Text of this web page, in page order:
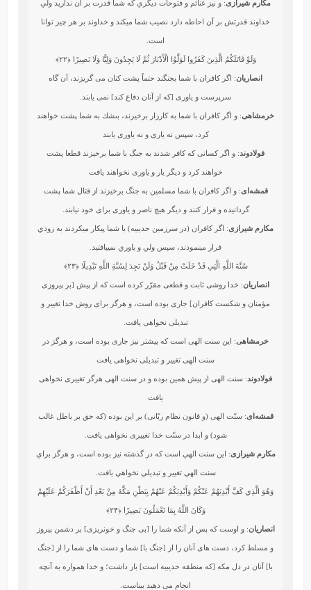
مکارم شیرازی: و نيز غنائم و فتوحات ديگري كه شما قدرت بر آن نداريد ولي
خداوند قدرتش بر آن احاطه دارد نصيب شما مي‏كند و خداوند بر هر چيز توانا
است.
وَلَوْ قَاتَلَكُمُ الَّذِينَ كَفَرُوا لَوَلَّوُا الْأَدْبَارَ ثُمَّ لَا يَجِدُونَ وَلِيًّا وَلَا نَصِيرًا﴿۲۲﴾
انصاریان: اگر کافران با شما بجنگند حتماً پشت کنان می گریزند، آن گاه
سرپرست و یاوری [که از آنان دفاع کند] نمی یابند.
خرمشاهی: و اگر كافران با شما به كارزار برخيزند، بى‏شك به شما پشت خواهند
كرد، سپس نه يارى و نه ياورى يابند
فولادوند: و اگر كسانى كه كافر شدند به جنگ با شما برخيزند قطعا پشت‏
خواهند كرد و ديگر يار و ياورى نخواهند يافت
قمشه‌ای: و اگر کافران با شما مسلمین به جنگ برخیزند از قتال شما پشت
گردانیده و فرار کنند و دیگر هیچ ناصر و یاوری برای خود نیابند.
مکارم شیرازی: اگر كافران (در سرزمين حديبيه) با شما پيكار مي‏كردند به زودي
فرار مي‏نمودند، سپس ولي و ياوري نمي‏يافتيد.
سُنَّةَ اللَّهِ الَّتِي قَدْ خَلَتْ مِنْ قَبْلُ وَلَنْ تَجِدَ لِسُنَّةِ اللَّهِ تَبْدِيلًا﴿۲۳﴾
انصاریان: خدا روشی ثابت و قطعی مقرّر کرده است که از پیش [بر پیروزی
مؤمنان و شکست کافران] جاری بوده است، و هرگز برای روش خدا تغییر و
تبدیلی نخواهی یافت.
خرمشاهی: اين سنت الهى است كه پيشتر نيز جارى بوده است، و هرگز در
سنت الهى تغيير و تبديلى نخواهى يافت‏
فولادوند: سنت الهى از پيش همين بوده و در سنت الهى هرگز تغييرى نخواهى
يافت
قمشه‌ای: سنّت الهی (و قانون نظام ربّانی) بر این بوده (که حق بر باطل غالب
شود) و ابدا در سنّت خدا تغییری نخواهی یافت.
مکارم شیرازی: اين سنت الهي است كه در گذشته نيز بوده است، و هرگز براي
سنت الهي تغيير و تبديلي نخواهي يافت.
وَهُوَ الَّذِي كَفَّ أَيْدِيَهُمْ عَنْكُمْ وَأَيْدِيَكُمْ عَنْهُمْ بِبَطْنِ مَكَّةَ مِنْ بَعْدِ أَنْ أَظْفَرَكُمْ عَلَيْهِمْ
وَكَانَ اللَّهُ بِمَا تَعْمَلُونَ بَصِيرًا﴿۲۴﴾
انصاریان: و اوست که پس از آنکه شما را [بی جنگ و خونریزی] بر دشمن پیروز
و مسلط کرد، دست های آنان را از [جنگ با] شما و دست های شما را از [جنگ
با] آنان در دل مکه [که منطقه حدیبیه است] باز داشت؛ و خدا همواره به آنچه
انجام می دهید بیناست.